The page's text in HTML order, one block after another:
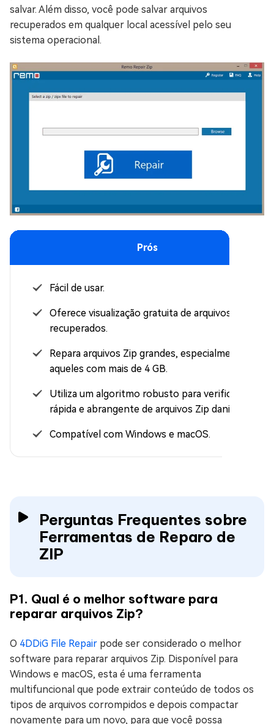
salvar. Além disso, você pode salvar arquivos
recuperados em qualquer local acessível pelo seu
sistema operacional.
Prós
Fácil de usar.
Oferece visualização gratuita de arquivos Zip
recuperados.
Repara arquivos Zip grandes, especialmente
aqueles com mais de 4 GB.
Utiliza um algoritmo robusto para verificação
rápida e abrangente de arquivos Zip danificados.
Compatível com Windows e macOS.
Perguntas Frequentes sobre
Ferramentas de Reparo de
ZIP
P1. Qual é o melhor software para
reparar arquivos Zip?
O 4DDiG File Repair pode ser considerado o melhor
software para reparar arquivos Zip. Disponível para
Windows e macOS, esta é uma ferramenta
multifuncional que pode extrair conteúdo de todos os
tipos de arquivos corrompidos e depois compactar
novamente para um novo, para que você possa